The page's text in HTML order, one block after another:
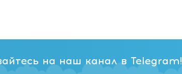
на наш канал в Telegram!